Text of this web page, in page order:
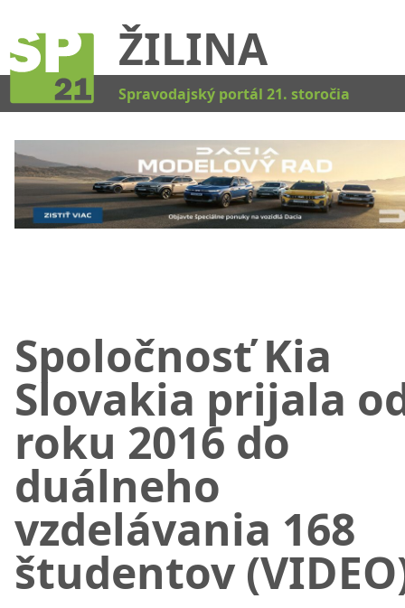
ŽILINA
Spravodajský portál 21. storočia
Spoločnosť Kia
Slovakia prijala
roku 2016 do
duálneho
vzdelávania 168
študentov